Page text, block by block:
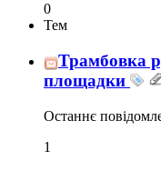
0
Тем
Трамбовка
площадки
Останнє
1